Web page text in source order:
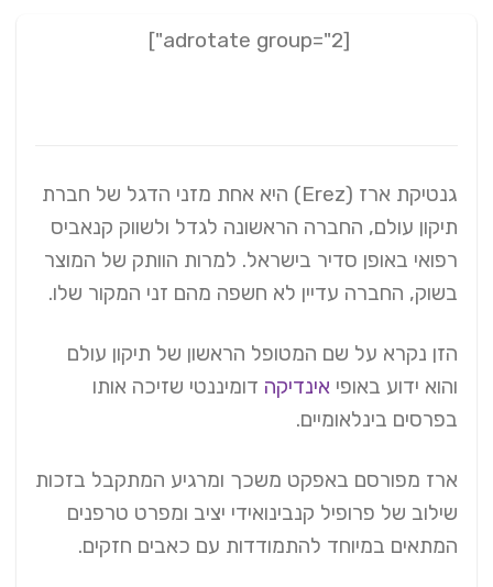
גנטיקת ארז (Erez) היא אחת מזני הדגל של חברת
תיקון עולם, החברה הראשונה לגדל ולשווק קנאביס
רפואי באופן סדיר בישראל. למרות הוותק של המוצר
בשוק, החברה עדיין לא חשפה מהם זני המקור שלו.
הזן נקרא על שם המטופל הראשון של תיקון עולם
והוא ידוע באופיאינדיקהדומיננטי שזיכה אותו
בפרסים בינלאומיים.
ארז מפורסם באפקט משכך ומרגיע המתקבל בזכות
שילוב של פרופיל קנבינואידי יציב ומפרט טרפנים
המתאים במיוחד להתמודדות עם כאבים חזקים.